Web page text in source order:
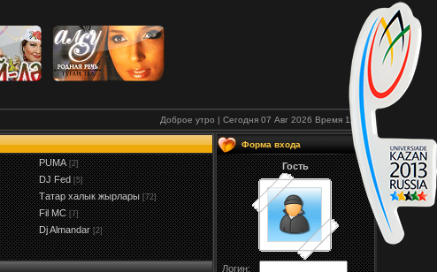
Доброе утро | Сегодня 07 Авг 2026 Время 11:31
PUMA [2]
DJ Fed [5]
Татар халык жырлары [72]
Fil МС [7]
Dj Almandar [2]
Форма входа
Гость
Логин: